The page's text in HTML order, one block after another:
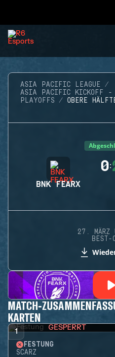
ASIA PACIFIC LEAGUE
ASIA PACIFIC KICKOFF -
PLAYOFFS
OBERE
BNK FEARX
0:
27. MÄRZ
BEST-
MATCH-
KARTEN
1 GESPERRT
FESTUNG
SCARZ